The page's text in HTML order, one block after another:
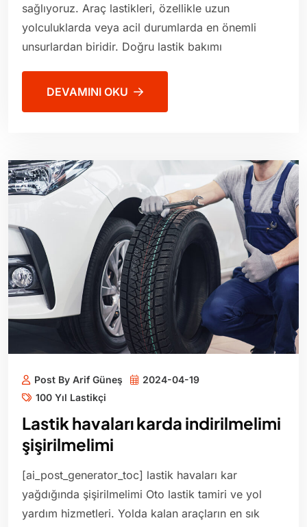
sağlıyoruz. Araç lastikleri, özellikle uzun
yolculuklarda veya acil durumlarda en önemli
unsurlardan biridir. Doğru lastik bakımı
DEVAMINI OKU
Post By Arif Güneş
2024-04-19
100 Yıl Lastikçi
Lastik havaları karda indirilmelimi
şişirilmelimi
[ai_post_generator_toc] lastik havaları kar
yağdığında şişirilmelimi Oto lastik tamiri ve yol
yardım hizmetleri. Yolda kalan araçların en sık